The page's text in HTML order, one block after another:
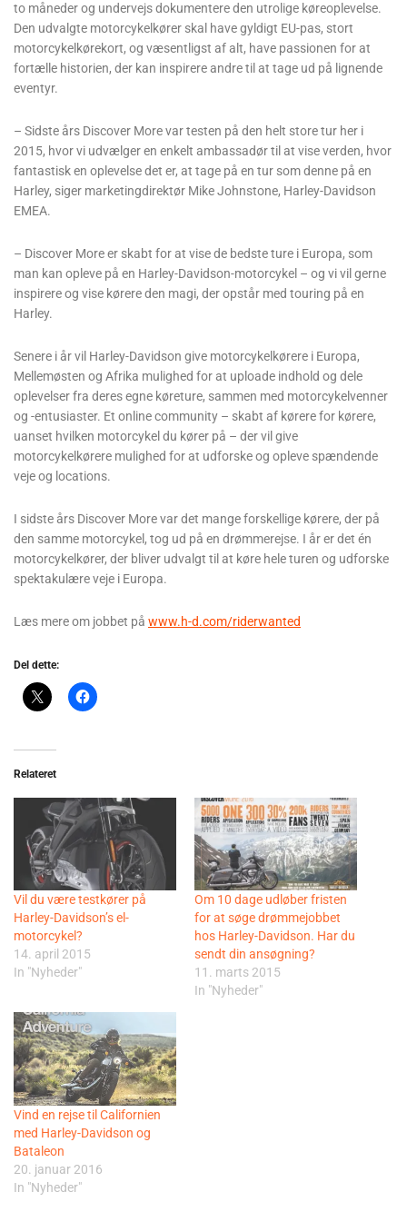
to måneder og undervejs dokumentere den utrolige køreoplevelse.
Den udvalgte motorcykelkører skal have gyldigt EU-pas, stort
motorcykelkørekort, og væsentligst af alt, have passionen for at
fortælle historien, der kan inspirere andre til at tage ud på lignende
eventyr.
– Sidste års Discover More var testen på den helt store tur her i
2015, hvor vi udvælger en enkelt ambassadør til at vise verden, hvor
fantastisk en oplevelse det er, at tage på en tur som denne på en
Harley, siger marketingdirektør Mike Johnstone, Harley-Davidson
EMEA.
– Discover More er skabt for at vise de bedste ture i Europa, som
man kan opleve på en Harley-Davidson-motorcykel – og vi vil gerne
inspirere og vise kørere den magi, der opstår med touring på en
Harley.
Senere i år vil Harley-Davidson give motorcykelkørere i Europa,
Mellemøsten og Afrika mulighed for at uploade indhold og dele
oplevelser fra deres egne køreture, sammen med motorcykelvenner
og -entusiaster. Et online community – skabt af kørere for kørere,
uanset hvilken motorcykel du kører på – der vil give
motorcykelkørere mulighed for at udforske og opleve spændende
veje og locations.
I sidste års Discover More var det mange forskellige kørere, der på
den samme motorcykel, tog ud på en drømmerejse. I år er det én
motorcykelkører, der bliver udvalgt til at køre hele turen og udforske
spektakulære veje i Europa.
Læs mere om jobbet på www.h-d.com/riderwanted
Del dette:
Relateret
Vil du være testkører på
Harley-Davidson’s el-
motorcykel?
14. april 2015
In "Nyheder"
Om 10 dage udløber fristen
for at søge drømmejobbet
hos Harley-Davidson. Har du
sendt din ansøgning?
11. marts 2015
In "Nyheder"
Vind en rejse til Californien
med Harley-Davidson og
Bataleon
20. januar 2016
In "Nyheder"